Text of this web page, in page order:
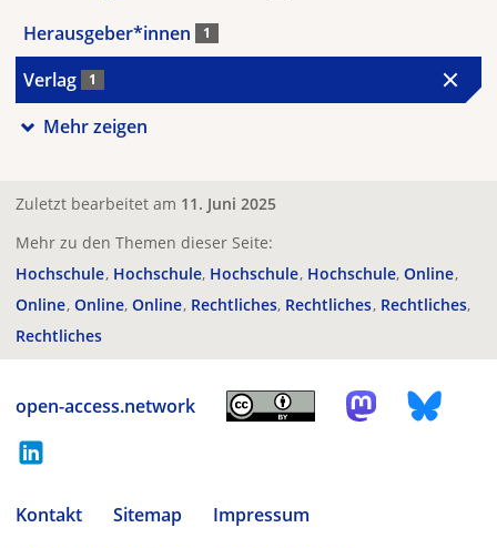
Herausgeber*innen 1
Verlag 1
Mehr zeigen
Zuletzt bearbeitet am 11. Juni 2025
Mehr zu den Themen dieser Seite:
Hochschule Hochschule Hochschule Hochschule Online
Online Online Online Rechtliches Rechtliches Rechtliches
Rechtliches
open-access.network
Kontakt Sitemap
Impressum